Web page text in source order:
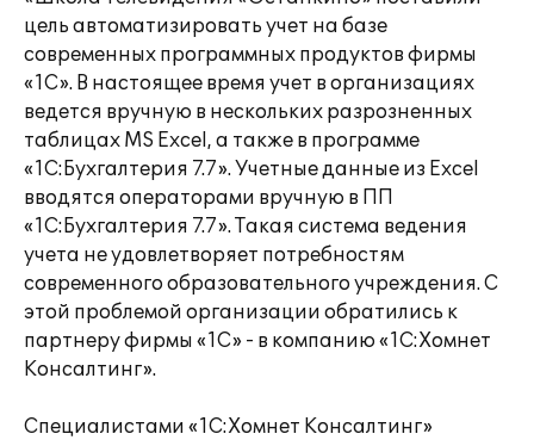
цель автоматизировать учет на базе
современных программных продуктов фирмы
«1С». В настоящее время учет в организациях
ведется вручную в нескольких разрозненных
таблицах MS Excel, а также в программе
«1С:Бухгалтерия 7.7». Учетные данные из Excel
вводятся операторами вручную в ПП
«1С:Бухгалтерия 7.7». Такая система ведения
учета не удовлетворяет потребностям
современного образовательного учреждения. С
этой проблемой организации обратились к
партнеру фирмы «1С» - в компанию «1С:Хомнет
Консалтинг».
Специалистами «1С:Хомнет Консалтинг»